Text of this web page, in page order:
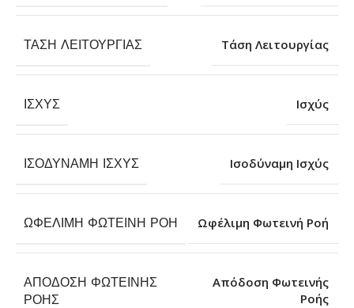
ΤΆΣΗ ΛΕΙΤΟΥΡΓΊΑΣ Τάση Λειτουργίας
ΙΣΧΎΣ Ισχύς
ΙΣΟΔΎΝΑΜΗ ΙΣΧΎΣ Ισοδύναμη Ισχύς
ΩΦΈΛΙΜΗ ΦΩΤΕΙΝΉ ΡΟΉ Ωφέλιμη Φωτεινή Ροή
ΑΠΌΔΟΣΗ ΦΩΤΕΙΝΉΣ
ΡΟΉΣ
Απόδοση Φωτεινής
Ροής